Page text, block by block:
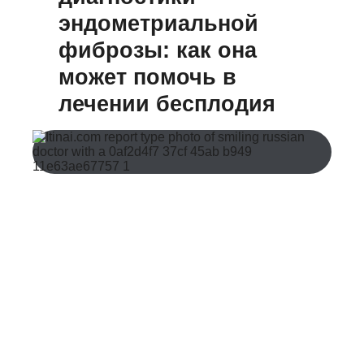
эндометриальной
фиброзы: как она
может помочь в
лечении бесплодия